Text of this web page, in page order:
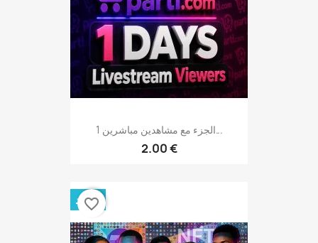
الجزء مع مشاهدين مباشرين 1...
2.00 €
جديد
favorite_border